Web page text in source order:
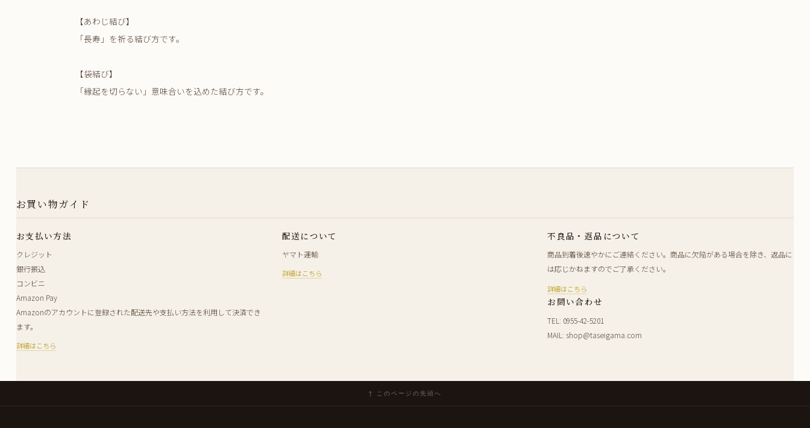
【あわじ結び】
「長寿」を祈る結び方です。
【袋結び】
「縁起を切らない」意味合いを込めた結び方です。
お買い物ガイド
お支払い方法
クレジット
銀行振込
コンビニ
Amazon Pay
Amazonのアカウントに登録された配送先や支払い方法を利用して決済でき
ます。
詳細はこちら
配送について
ヤマト運輸
詳細はこちら
不良品・返品について
商品到着後速やかにご連絡ください。商品に欠陥がある場合を除き、返品に
は応じかねますのでご了承ください。
詳細はこちら
お問い合わせ
TEL: 0955-42-5201
MAIL: shop@taseigama.com
↑ このページの先頭へ